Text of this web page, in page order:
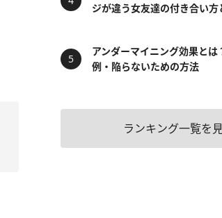
ジが違う女友達の付き合い方
アンダーマイニング効果と
例・陥らないための方法
ランキング一覧を